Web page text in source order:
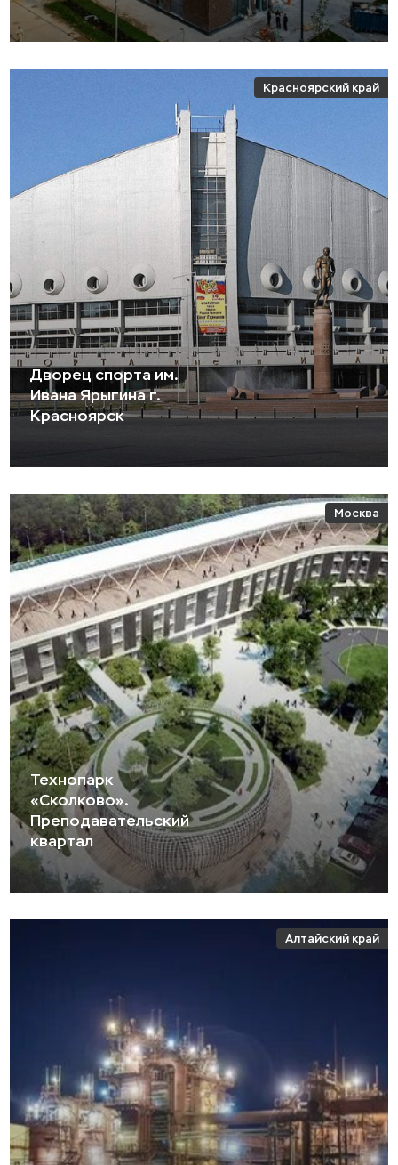
Красноярский край
Дворец спорта им.
Ивана Ярыгина г.
Красноярск
Москва
Технопарк
«Сколково».
Преподавательский
квартал
Алтайский край